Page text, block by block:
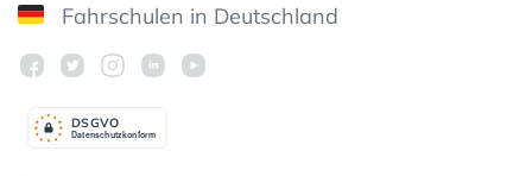
Fahrschulen in Deutschland
Datenschutzkonform
DSGVO